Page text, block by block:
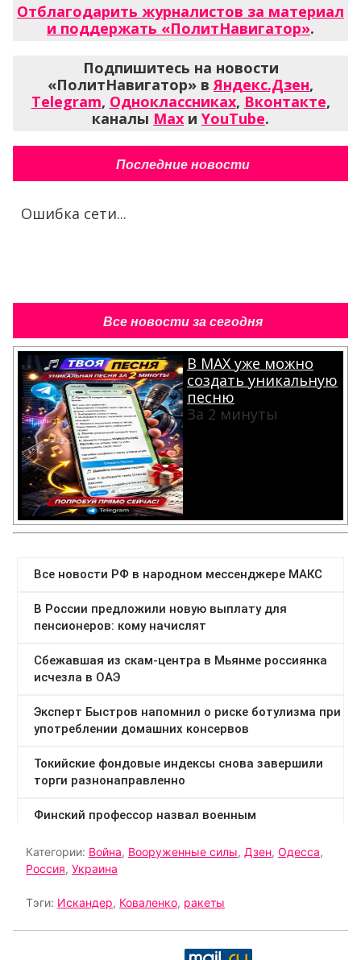
Отблагодарить журналистов за материал
и поддержать «ПолитНавигатор».
Подпишитесь на новости
«ПолитНавигатор» в Яндекс.Дзен,
Telegram, Одноклассниках, Вконтакте,
каналы Max и YouTube.
Последние новости
Ошибка сети...
Все новости за сегодня
В MAX уже можно
создать уникальную
песню
За 2 минуты
Категории: Война, Вооруженные силы, Дзен, Одесса,
Россия, Украина
Тэги: Искандер, Коваленко, ракеты